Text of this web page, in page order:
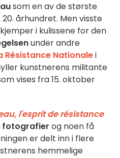
som en av de største
århundret. Men visste
i kulissene for den
under andre
Résistance Nationalei
kunstnerens militante
vises fra 15. oktober
l'esprit de résistance
fotografier og noen få
er delt inn i flere
hemmelige